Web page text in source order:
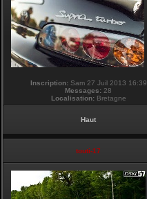
Inscription:Sam 27 Juil 2013 16:39
Messages: 28
Localisation:Bretagne
Haut
touti-17